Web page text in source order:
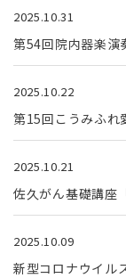
2025.10.31
第54回院内器楽演
2025.10.22
第15回こうみふれ
2025.10.21
佐久がん基礎講座
2025.10.09
新型コロナウイル